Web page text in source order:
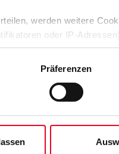
werden weitere
oder IP-
der Speicherung aller
die unten jeweils
auswählen, werden
Präferenzen
beträgt jedoch nur 1 Punkt.
starke 32 Punkte, das ist
im Schnitt 2.5 Tore pro
seine über 6 Spielstunden
in 10 BL-Duellen 10 Tore -
Saison als Trainer der
A).
Kaiserslautern ausgebildet